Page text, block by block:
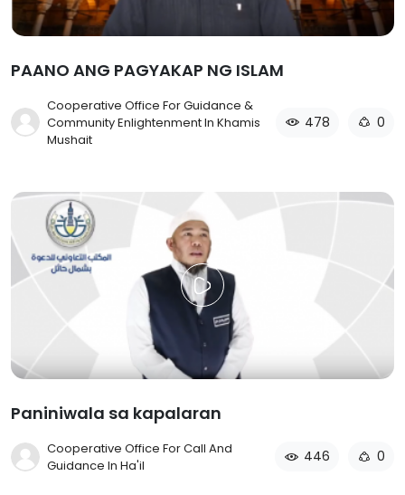
PAANO ANG PAGYAKAP NG ISLAM
Cooperative Office For Guidance &
Community Enlightenment In Khamis
Mushait
478 0
Paniniwala sa kapalaran
Cooperative Office For Call And
Guidance In Ha'il
446 0